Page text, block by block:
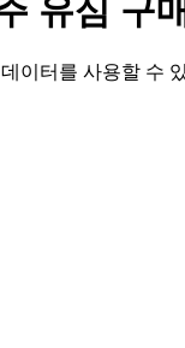
유심 구
이터를 사용할 수